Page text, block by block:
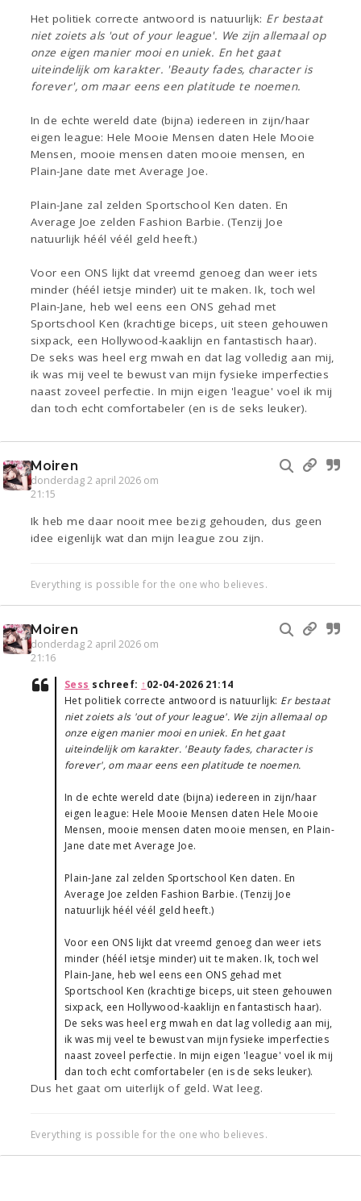
Het politiek correcte antwoord is natuurlijk: Er bestaat
niet zoiets als 'out of your league'. We zijn allemaal op
onze eigen manier mooi en uniek. En het gaat
uiteindelijk om karakter. 'Beauty fades, character is
forever', om maar eens een platitude te noemen.
In de echte wereld date (bijna) iedereen in zijn/haar
eigen league: Hele Mooie Mensen daten Hele Mooie
Mensen, mooie mensen daten mooie mensen, en
Plain-Jane date met Average Joe.
Plain-Jane zal zelden Sportschool Ken daten. En
Average Joe zelden Fashion Barbie. (Tenzij Joe
natuurlijk héél véél geld heeft.)
Voor een ONS lijkt dat vreemd genoeg dan weer iets
minder (héél ietsje minder) uit te maken. Ik, toch wel
Plain-Jane, heb wel eens een ONS gehad met
Sportschool Ken (krachtige biceps, uit steen gehouwen
sixpack, een Hollywood-kaaklijn en fantastisch haar).
De seks was heel erg mwah en dat lag volledig aan mij,
ik was mij veel te bewust van mijn fysieke imperfecties
naast zoveel perfectie. In mijn eigen 'league' voel ik mij
dan toch echt comfortabeler (en is de seks leuker).
Moiren
donderdag 2 april 2026 om
21:15
Ik heb me daar nooit mee bezig gehouden, dus geen
idee eigenlijk wat dan mijn league zou zijn.
Everything is possible for the one who believes.
Moiren
donderdag 2 april 2026 om
21:16
Sess schreef: ↑02-04-2026 21:14
Het politiek correcte antwoord is natuurlijk: Er bestaat
niet zoiets als 'out of your league'. We zijn allemaal op
onze eigen manier mooi en uniek. En het gaat
uiteindelijk om karakter. 'Beauty fades, character is
forever', om maar eens een platitude te noemen.
In de echte wereld date (bijna) iedereen in zijn/haar
eigen league: Hele Mooie Mensen daten Hele Mooie
Mensen, mooie mensen daten mooie mensen, en Plain-
Jane date met Average Joe.
Plain-Jane zal zelden Sportschool Ken daten. En
Average Joe zelden Fashion Barbie. (Tenzij Joe
natuurlijk héél véél geld heeft.)
Voor een ONS lijkt dat vreemd genoeg dan weer iets
minder (héél ietsje minder) uit te maken. Ik, toch wel
Plain-Jane, heb wel eens een ONS gehad met
Sportschool Ken (krachtige biceps, uit steen gehouwen
sixpack, een Hollywood-kaaklijn en fantastisch haar).
De seks was heel erg mwah en dat lag volledig aan mij,
ik was mij veel te bewust van mijn fysieke imperfecties
naast zoveel perfectie. In mijn eigen 'league' voel ik mij
dan toch echt comfortabeler (en is de seks leuker).
Dus het gaat om uiterlijk of geld. Wat leeg.
Everything is possible for the one who believes.